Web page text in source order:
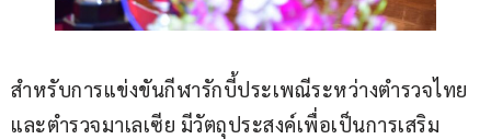
สำหรับการแข่งขันกีฬารักบี้ประเพณีระหว่างตำรวจไทย
และตำรวจมาเลเซีย มีวัตถุประสงค์เพื่อเป็นการเสริม